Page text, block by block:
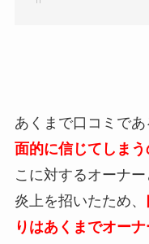
あくまで口コミであ
面的に信じてしま
こに対するオーナ
炎上を招いたため、
りはあくまでオー